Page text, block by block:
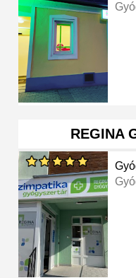
REGINA